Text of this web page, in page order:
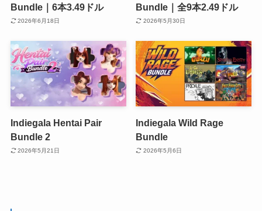
Bundle｜6本3.49ドル
2026年6月18日
Bundle｜全9本2.49ドル
2026年5月30日
Indiegala Hentai Pair
Bundle 2
2026年5月21日
Indiegala Wild Rage
Bundle
2026年5月6日